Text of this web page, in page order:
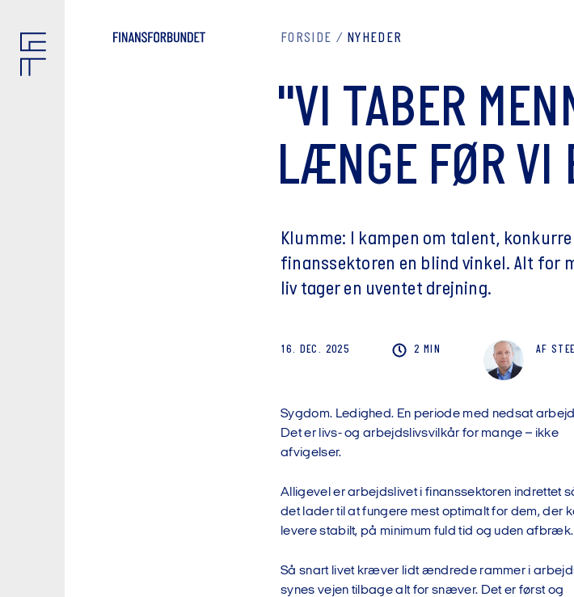
FORSIDE NYHEDER
"VI TABER
LÆNGE FØR VI
Klumme: I kampen om talent,
finanssektoren en blind vinkel. Alt for
liv tager en uventet drejning.
16. DEC. 2025 2 MIN AF
Sygdom. Ledighed. En periode med nedsat
Det er livs- og arbejdslivsvilkår for mange – ikke
afvigelser.
Alligevel er arbejdslivet i finanssektoren indrettet
det lader til at fungere mest optimalt for dem, der
levere stabilt, på minimum fuld tid og uden afbræk.
Så snart livet kræver lidt ændrede rammer i
synes vejen tilbage alt for snæver. Det er først og